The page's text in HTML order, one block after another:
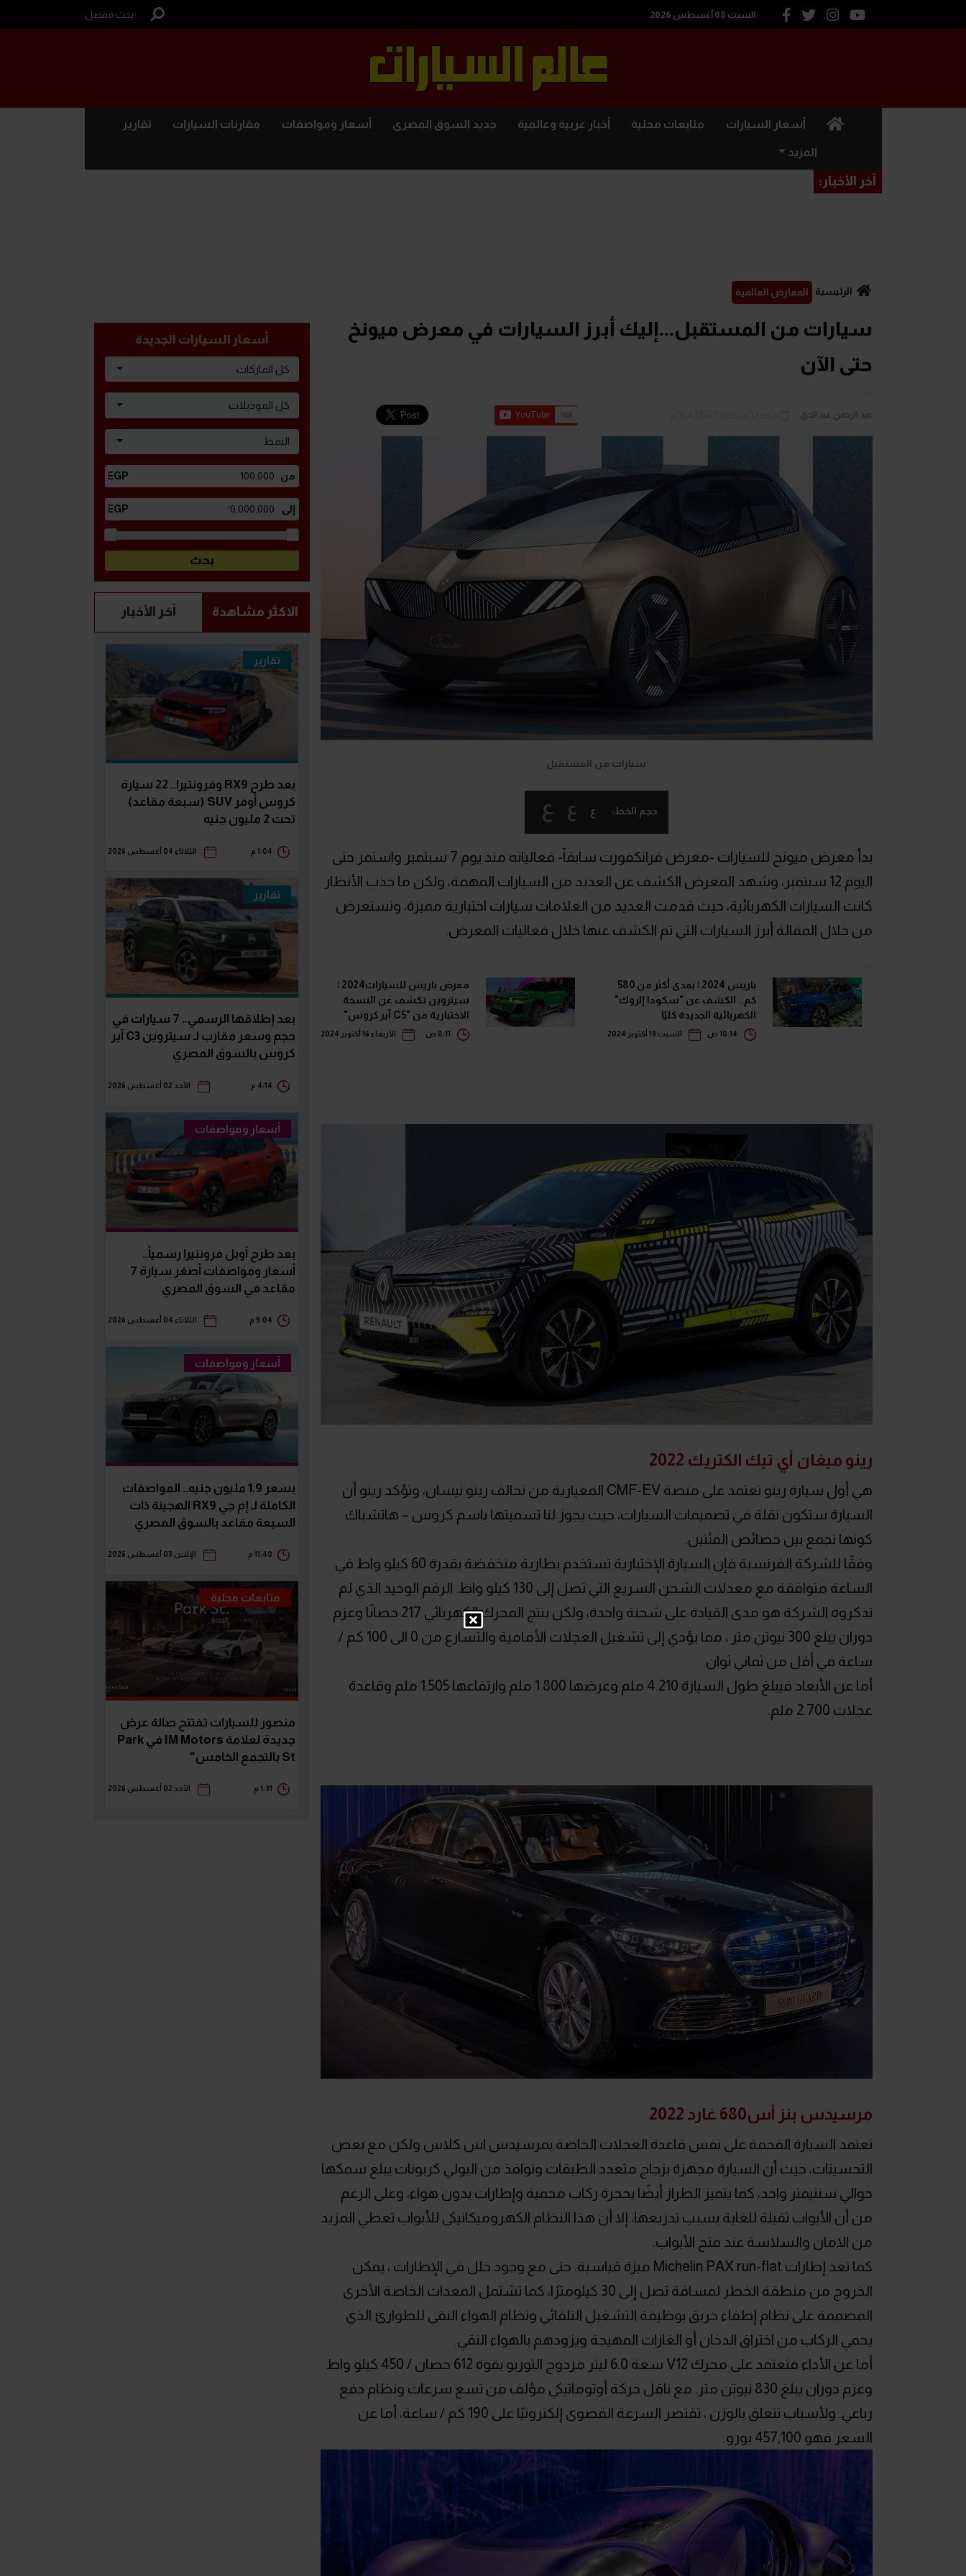
السبت 08 أغسطس 2026 بحث مفصل
(current) أسعار السيارات متابعات محلية أخبار عربية وعالمية جديد السوق المصرى أسعار ومواصفات مقارنات السيارات تقارير
المزيد
آخر الأخبار:
الرئيسية المعارض العالمية
سيارات من المستقبل...إليك أبرز السيارات في معرض ميونخ
حتى الآن
عبد الرحمن عبد الحق
سيارات من المستقبل
حجم الخط: ع ع ع
بدأ معرض ميونخ للسيارات -معرض فرانكفورت سابقاً- فعالياته منذ يوم 7 سبتمبر واستمر حتى
اليوم 12 سبتمبر، وشهد المعرض الكشف عن العديد من السيارات المهمة، ولكن ما جذب الأنظار
كانت السيارات الكهربائية، حيث قدمت العديد من العلامات سيارات اختبارية مميزة، ونستعرض
من خلال المقالة أبرز السيارات التي تم الكشف عنها خلال فعاليات المعرض.
باريس 2024 | بمدى أكثر من 580
كم.. الكشف عن "سكودا إلروك"
الكهربائية الجديدة كليًا
السبت 19 أكتوبر 2024
معرض باريس للسيارات2024 |
سيتروين تكشف عن النسخة
الاختبارية من "C5 آير كروس"
الجيل الجديد
الأربعاء 16 أكتوبر 2024
رينو ميغان أي تيك الكتريك 2022
هي أول سيارة رينو تعتمد على منصة CMF-EV المعيارية من تحالف رينو نيسان، وتؤكد رينو أن
السيارة ستكون نقلة في تصميمات السيارات، حيث يجوز لنا تسميتها باسم كروس – هاتشباك
كونها تجمع بين خصائص الفئتين.
وفقًا للشركة الفرنسية فإن السيارة الإختبارية تستخدم بطارية منخفضة بقدرة 60 كيلو واط في
الساعة متوافقة مع معدلات الشحن السريع التي تصل إلى 130 كيلو واط. الرقم الوحيد الذي لم
تذكروه الشركة هو مدى القيادة على شحنة واحدة، ولكن ينتج المحرك الكهربائي 217 حصانًا وعزم
دوران يبلغ 300 نيوتن متر ، مما يؤدي إلى تشغيل العجلات الأمامية والتسارع من 0 الى 100 كم /
ساعة في أقل من ثماني ثوان.
أما عن الأبعاد فيبلغ طول السيارة 4.210 ملم وعرضها 1.800 ملم وارتفاعها 1.505 ملم وقاعدة
عجلات 2.700 ملم.
مرسيدس بنز أس680 غارد 2022
تعتمد السيارة الفخمة على نفس قاعدة العجلات الخاصة بمرسيدس اس كلاس ولكن مع بعض
التحسينات، حيث أن السيارة مجهزة بزجاج متعدد الطبقات ونوافذ من البولي كربونات يبلغ سمكها
حوالي سنتيمتر واحد، كما يتميز الطراز أيضًا بحجرة ركاب محمية وإطارات بدون هواء، وعلى الرغم
من أن الأبواب ثقيلة للغاية بسبب تدريعها، إلا أن هذا النظام الكهروميكانيكي للأبواب تعطي المزيد
من الامان والسلاسة عند فتح الأبواب.
كما تعد إطارات Michelin PAX run-flat ميزة قياسية. حتى مع وجود خلل في الإطارات ، يمكن
الخروج من منطقة الخطر لمسافة تصل إلى 30 كيلومترًا، كما تشتمل المعدات الخاصة الأخرى
المصممة على نظام إطفاء حريق بوظيفة التشغيل التلقائي ونظام الهواء النقي للطوارئ الذي
يحمي الركاب من اختراق الدخان أو الغازات المهيجة ويزودهم بالهواء النقي.
أما عن الأداء فتعتمد على محرك V12 سعة 6.0 ليتر مزدوج التوربو بقوة 612 حصان / 450 كيلو واط
وعزم دوران يبلغ 830 نيوتن متر. مع ناقل حركة أوتوماتيكي مؤلف من تسع سرعات ونظام دفع
رباعي. ولأسباب تتعلق بالوزن ، تقتصر السرعة القصوى إلكترونيًا على 190 كم / ساعة، أما عن
السعر فهو 457,100 يورو.
أسعار السيارات الجديدة
كل الماركات
كل الموديلات
النمط
الاكثر مشاهدة آخر الأخبار
تقارير
بعد طرح RX9 وفرونتيرا.. 22 سيارة
كروس أوفر SUV (سبعة مقاعد)
تحت 2 مليون جنيه
1:04 م الثلاثاء 04 أغسطس 2026
تقارير
بعد إطلاقها الرسمي.. 7 سيارات في
حجم وسعر مقارب لـ سيتروين C3 آير
كروس بالسوق المصري
4:14 م الأحد 02 أغسطس 2026
أسعار ومواصفات
بعد طرح أوبل فرونتيرا رسمياً..
أسعار ومواصفات أصغر سيارة 7
مقاعد في السوق المصري
9:04 م الثلاثاء 04 أغسطس 2026
أسعار ومواصفات
بسعر 1.9 مليون جنيه.. المواصفات
الكاملة لـ إم جي RX9 الهجينة ذات
السبعة مقاعد بالسوق المصري
11:40 م الإثنين 03 أغسطس 2026
متابعات محلية
منصور للسيارات تفتتح صالة عرض
جديدة لعلامة IM Motors في Park
St بالتجمع الخامس"
1:31 م الأحد 02 أغسطس 2026